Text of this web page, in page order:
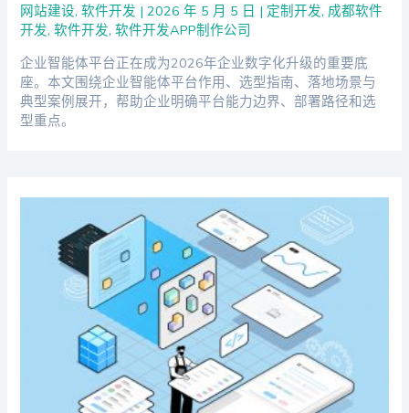
网站建设,软件开发 |2026 年 5 月 5 日 | 定制开发,成都软件
开发,软件开发,软件开发APP制作公司
企业智能体平台正在成为2026年企业数字化升级的重要底
座。本文围绕企业智能体平台作用、选型指南、落地场景与
典型案例展开，帮助企业明确平台能力边界、部署路径和选
型重点。